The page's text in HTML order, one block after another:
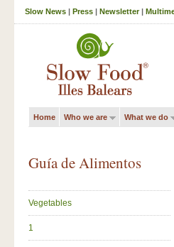
Slow News | Press | Newsletter|
Home Who we are What we do
Guía de Alimentos
Vegetables
1